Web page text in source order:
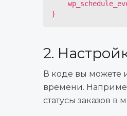
}
2.
В коде вы можете
времени.
статусы заказов в